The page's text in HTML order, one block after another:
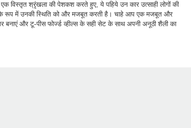
विस्तृत श्रृंखला की पेशकश करते हुए, ये पहिये उन कार उत्साही लोगों की
के रूप में उनकी स्थिति को और मजबूत करती है। चाहे आप एक मजबूत और
बनाएं और टू-पीस फोर्ज्ड व्हील्स के सही सेट के साथ अपनी अनूठी शैली का